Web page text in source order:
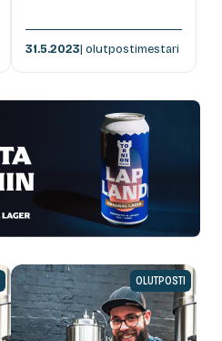
31.5.2023| olutpostimestari
OLUTPOSTI